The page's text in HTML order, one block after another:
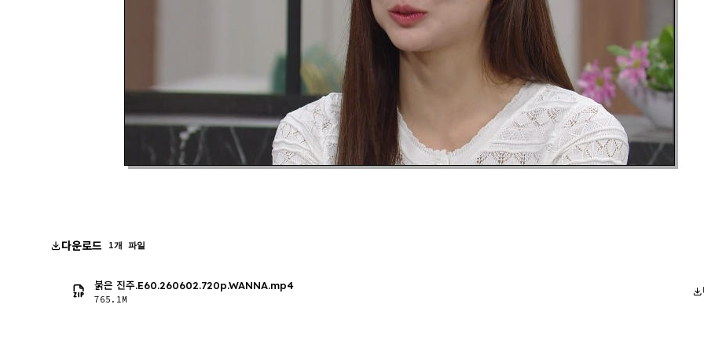
다운로드 1개 파일
붉은 진주.E60.260602.720p.WANNA.mp4
765.1M